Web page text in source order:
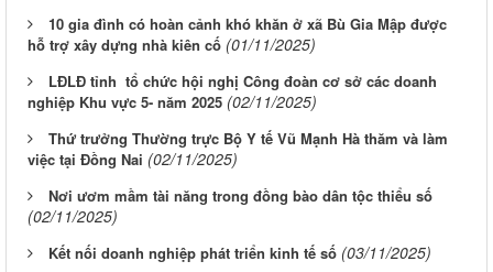
10 gia đình có hoàn cảnh khó khăn ở xã Bù Gia Mập được
hỗ trợ xây dựng nhà kiên cố (01/11/2025)
LĐLĐ tỉnh tổ chức hội nghị Công đoàn cơ sở các doanh
nghiệp Khu vực 5- năm 2025 (02/11/2025)
Thứ trưởng Thường trực Bộ Y tế Vũ Mạnh Hà thăm và làm
việc tại Đồng Nai (02/11/2025)
Nơi ươm mầm tài năng trong đồng bào dân tộc thiểu số
(02/11/2025)
Kết nối doanh nghiệp phát triển kinh tế số (03/11/2025)